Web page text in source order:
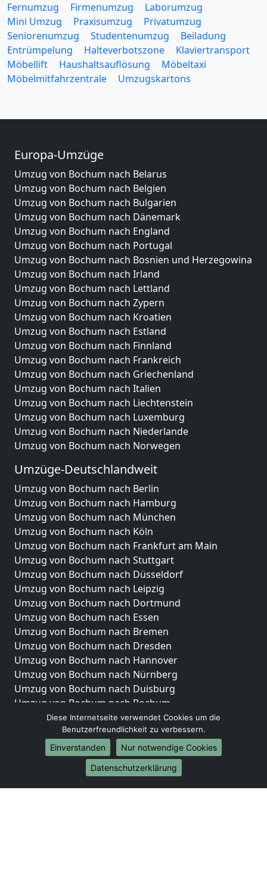
Fernumzug
Firmenumzug
Laborumzug
Mini Umzug
Praxisumzug
Privatumzug
Seniorenumzug
Studentenumzug
Beiladung
Entrümpelung
Halteverbotszone
Klaviertransport
Möbellift
Haushaltsauflösung
Möbeltaxi
Möbelmitfahrzentrale
Umzugskartons
Europa-Umzüge
Umzug von Bochum nach Belarus
Umzug von Bochum nach Belgien
Umzug von Bochum nach Bulgarien
Umzug von Bochum nach Dänemark
Umzug von Bochum nach England
Umzug von Bochum nach Portugal
Umzug von Bochum nach Bosnien und Herzegowina
Umzug von Bochum nach Irland
Umzug von Bochum nach Lettland
Umzug von Bochum nach Zypern
Umzug von Bochum nach Kroatien
Umzug von Bochum nach Estland
Umzug von Bochum nach Finnland
Umzug von Bochum nach Frankreich
Umzug von Bochum nach Griechenland
Umzug von Bochum nach Italien
Umzug von Bochum nach Liechtenstein
Umzug von Bochum nach Luxemburg
Umzug von Bochum nach Niederlande
Umzug von Bochum nach Norwegen
Umzüge-Deutschlandweit
Umzug von Bochum nach Berlin
Umzug von Bochum nach Hamburg
Umzug von Bochum nach München
Umzug von Bochum nach Köln
Umzug von Bochum nach Frankfurt am Main
Umzug von Bochum nach Stuttgart
Umzug von Bochum nach Düsseldorf
Umzug von Bochum nach Leipzig
Umzug von Bochum nach Dortmund
Umzug von Bochum nach Essen
Umzug von Bochum nach Bremen
Umzug von Bochum nach Dresden
Umzug von Bochum nach Hannover
Umzug von Bochum nach Nürnberg
Umzug von Bochum nach Duisburg
Umzug von Bochum nach Bochum
Umzug von Bochum nach Wuppertal
Umzug von Bochum nach Bielefeld
Umzug von Bochum nach Bonn
Umzug von Bochum nach Münster
Diese Internetseite verwendet Cookies um die
Benutzerfreundlichkeit zu verbessern.
Einverstanden
Nur notwendige Cookies
Datenschutzerklärung